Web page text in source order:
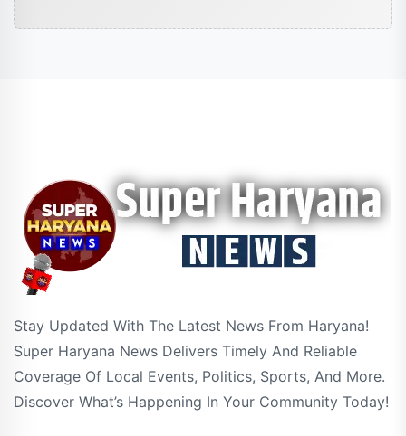
Stay Updated With The Latest News From Haryana!
Super Haryana News Delivers Timely And Reliable
Coverage Of Local Events, Politics, Sports, And More.
Discover What’s Happening In Your Community Today!